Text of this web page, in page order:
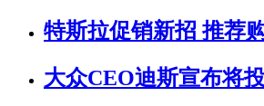
特斯拉促销新招 推荐
大众CEO迪斯宣布将